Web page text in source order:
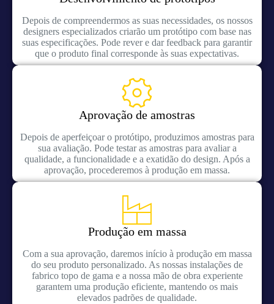
Depois de compreendermos as suas necessidades, os nossos
designers especializados criarão um protótipo com base nas
suas especificações. Pode rever e dar feedback para garantir
que o produto final corresponde às suas expectativas.
Aprovação de amostras
Depois de aperfeiçoar o protótipo, produzimos amostras para
sua avaliação. Pode testar as amostras para avaliar a
qualidade, a funcionalidade e a exatidão do design. Após a
aprovação, procederemos à produção em massa.
Produção em massa
Com a sua aprovação, daremos início à produção em massa
do seu produto personalizado. As nossas instalações de
fabrico topo de gama e a nossa mão de obra experiente
garantem uma produção eficiente, mantendo os mais
elevados padrões de qualidade.